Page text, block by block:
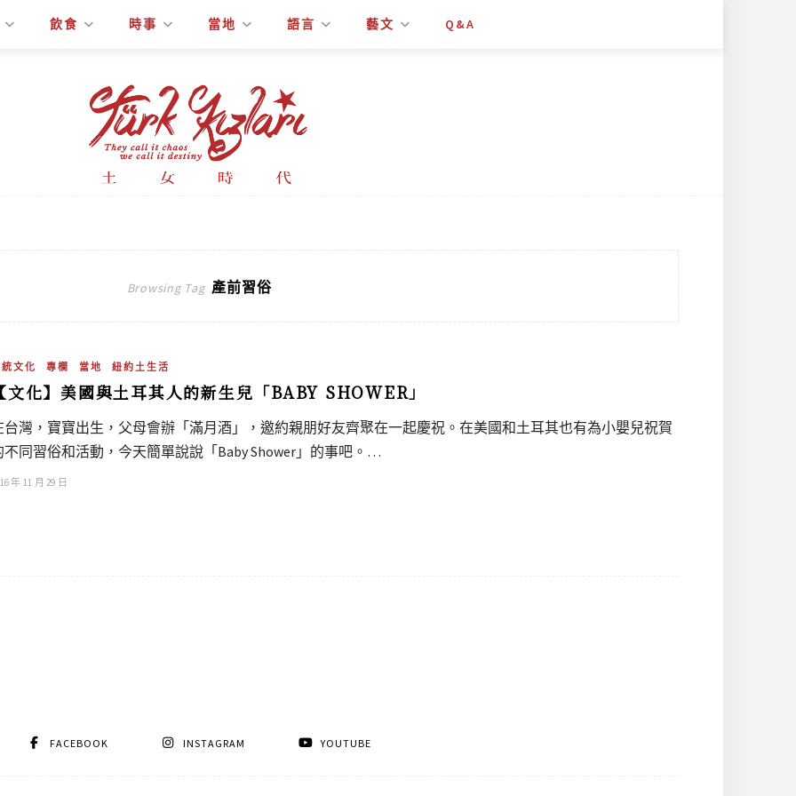
飲食 時事 當地 語言 藝文 Q&A
Browsing Tag 產前習俗
文化 專欄 當地 紐約土生活
文化】美國與土耳其人的新生兒「BABY SHOWER」
台灣，寶寶出生，父母會辦「滿月酒」，邀約親朋好友齊聚在一起慶祝。在美國和土耳其也有為小嬰兒祝賀
不同習俗和活動，今天簡單說說「Baby Shower」的事吧。…
年 11 月 29 日
FACEBOOK INSTAGRAM YOUTUBE